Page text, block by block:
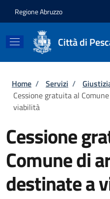
Regione Abruzzo
Città di
Briciole di
Home / Servizi /
Cessione gratuita al
viabilità
Cessione
Comune di
destinate a